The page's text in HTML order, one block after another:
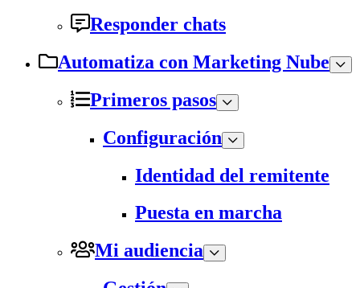
Responder chats
Automatiza con Marketing Nube
Primeros pasos
Configuración
Identidad del remitente
Puesta en marcha
Mi audiencia